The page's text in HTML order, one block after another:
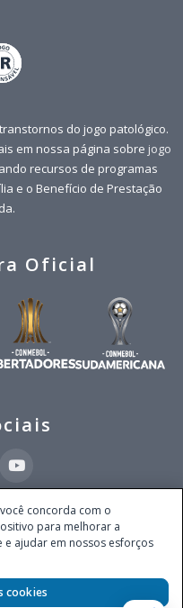
do jogo patológico.
em nossa página sobre jogo
recursos de programas
e o Benefício de Prestação
Oficial
(CNPJ 52.868.380/0001-84), com
4.055, 3º andar, Itaim Bibi, no
CEP 04538-133, Brasil - empresa
da Fazenda, conforme Portaria nº
concorda com o
para melhorar a
e ajudar em nossos esforços
cookies